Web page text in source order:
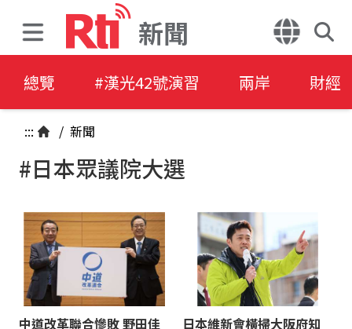
新聞
總覽 #漢光42號演習 兩岸 財經
::: / 新聞
#日本眾議院大選
中道改革聯合慘敗 野田佳
日本維新會橫掃大阪府知